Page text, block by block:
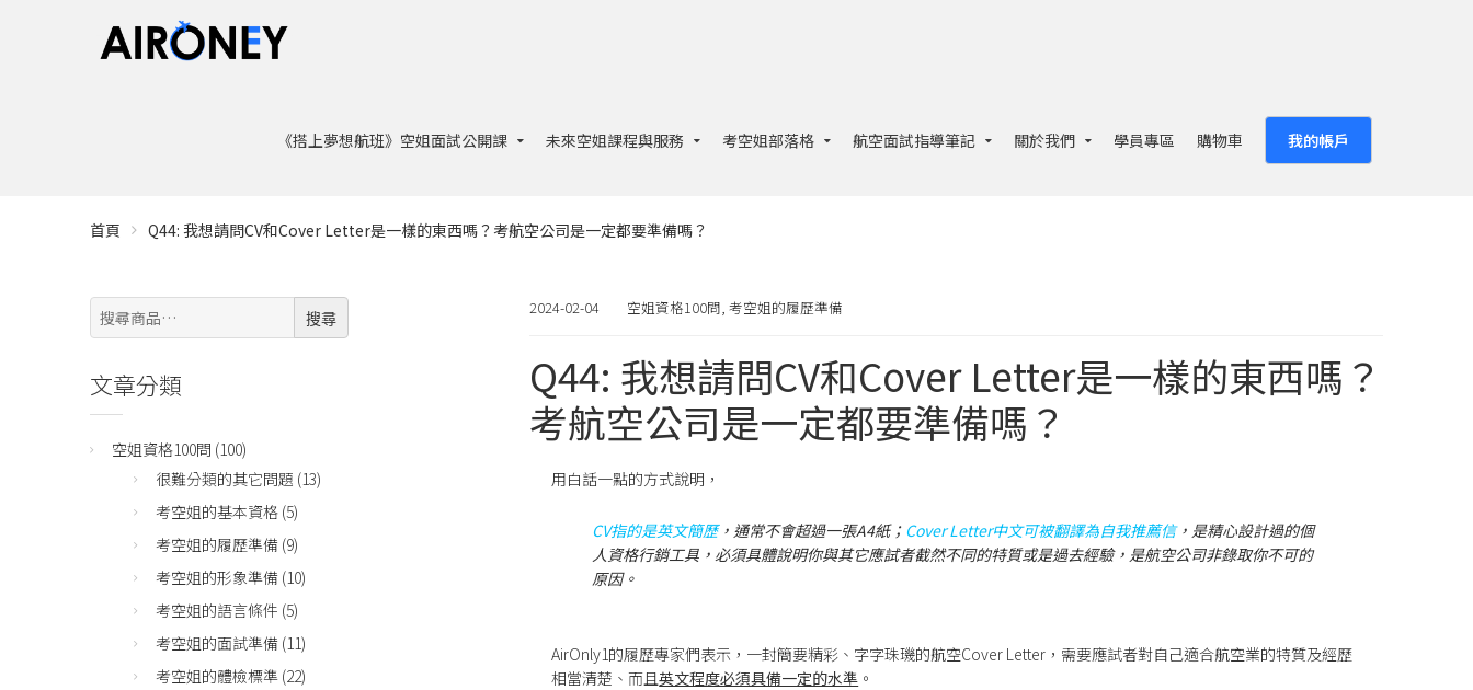
《搭上夢想航班》空姐面試公開課 未來空姐課程與服務 考空姐部落格 航空面試指導筆記 關於我們 學員專區 購物車 我的帳戶
首頁 Q44: 我想請問CV和Cover Letter是一樣的東西嗎？考航空公司是一定都要準備嗎？
2024-02-04 空姐資格100問,考空姐的履歷準備
Q44: 我想請問CV和Cover Letter是一樣的東西嗎？
考航空公司是一定都要準備嗎？
用白話一點的方式說明，
CV指的是英文簡歷，通常不會超過一張A4紙； Cover Letter中文可被翻譯為自我推薦信，是精心設計過的個
人資格行銷工具，必須具體說明你與其它應試者截然不同的特質或是過去經驗，是航空公司非錄取你不可的
原因。
AirOnly1的履歷專家們表示，一封簡要精彩、字字珠璣的航空Cover Letter，需要應試者對自己適合航空業的特質及經歷
相當清楚、而且英文程度必須具備一定的水準 。
搜
尋:
搜尋
文章分類
空姐資格100問 (100)
很難分類的其它問題 (13)
考空姐的基本資格 (5)
考空姐的履歷準備 (9)
考空姐的形象準備 (10)
考空姐的語言條件 (5)
考空姐的面試準備 (11)
考空姐的體檢標準 (22)